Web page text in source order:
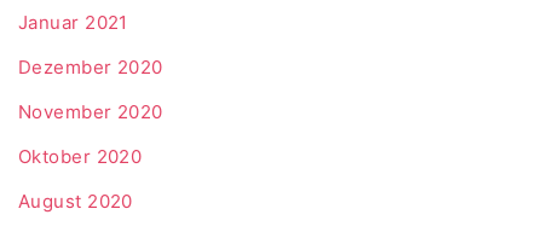
Januar 2021
Dezember 2020
November 2020
Oktober 2020
August 2020